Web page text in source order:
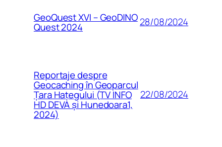
GeoQuest XVI – GeoDINO
Quest 2024 28/08/2024
Reportaje despre
Geocaching în Geoparcul
Țara Hațegului (TV INFO
HD DEVA și Hunedoara1,
2024)
22/08/2024